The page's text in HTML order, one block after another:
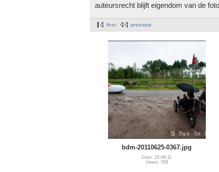
auteursrecht blijft eigendom van de
first previous
bdm-20110625-0367.jpg
Date: 25-06-11
Views: 558